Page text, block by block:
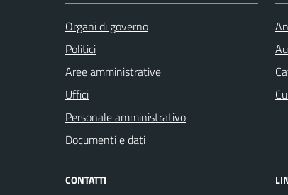
Organi di governo
Politici
Aree amministrative
Uffici
Personale amministrativo
Documenti e dati
CONTATTI